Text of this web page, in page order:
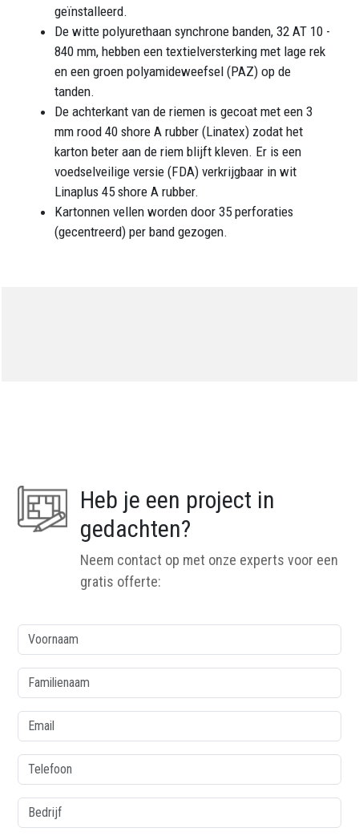
geïnstalleerd.
De witte polyurethaan synchrone banden, 32 AT 10 -
840 mm, hebben een textielversterking met lage rek
en een groen polyamideweefsel (PAZ) op de
tanden.
De achterkant van de riemen is gecoat met een 3
mm rood 40 shore A rubber (Linatex) zodat het
karton beter aan de riem blijft kleven. Er is een
voedselveilige versie (FDA) verkrijgbaar in wit
Linaplus 45 shore A rubber.
Kartonnen vellen worden door 35 perforaties
(gecentreerd) per band gezogen.
Heb je een project in
gedachten?
Neem contact op met onze experts voor een
gratis offerte:
colonne1
Voornaam
Familienaam
Email
Telefoon
Bedrijf